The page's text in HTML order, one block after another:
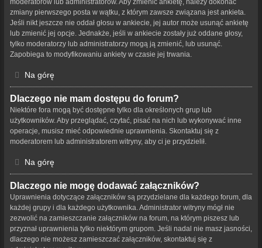
zmiany pierwszego posta w wątku, z którym zawsze związana jest ankieta.
Jeśli nikt jeszcze nie oddał głosu w ankiecie, jej autor może usunąć ankietę
lub zmienić jej opcje. Jednakże, jeśli w ankiecie zostały już oddane głosy,
tylko moderatorzy lub administratorzy mogą ją zmienić, lub usunąć.
Zapobiega to modyfikowaniu ankiety w czasie jej trwania.
Na górę
Dlaczego nie mam dostępu do forum?
Niektóre fora mogą być dostępne tylko dla określonych grup lub
użytkowników. Aby przeglądać, czytać, pisać na nich lub wykonywać inne
operacje, musisz mieć odpowiednie uprawnienia. Skontaktuj się z
moderatorem lub administratorem witryny, aby ci je przydzielił.
Na górę
Dlaczego nie mogę dodawać załączników?
Uprawnienia dotyczące załączników są przydzielane dla każdego forum, dla
każdej grupy i dla każdego użytkownika. Administrator witryny mógł nie
zezwolić na zamieszczanie załączników na forum, na którym piszesz lub
przyznał uprawnienia tylko niektórym grupom. Jeśli nadal nie masz jasności,
dlaczego nie możesz zamieszczać załączników, skontaktuj się z